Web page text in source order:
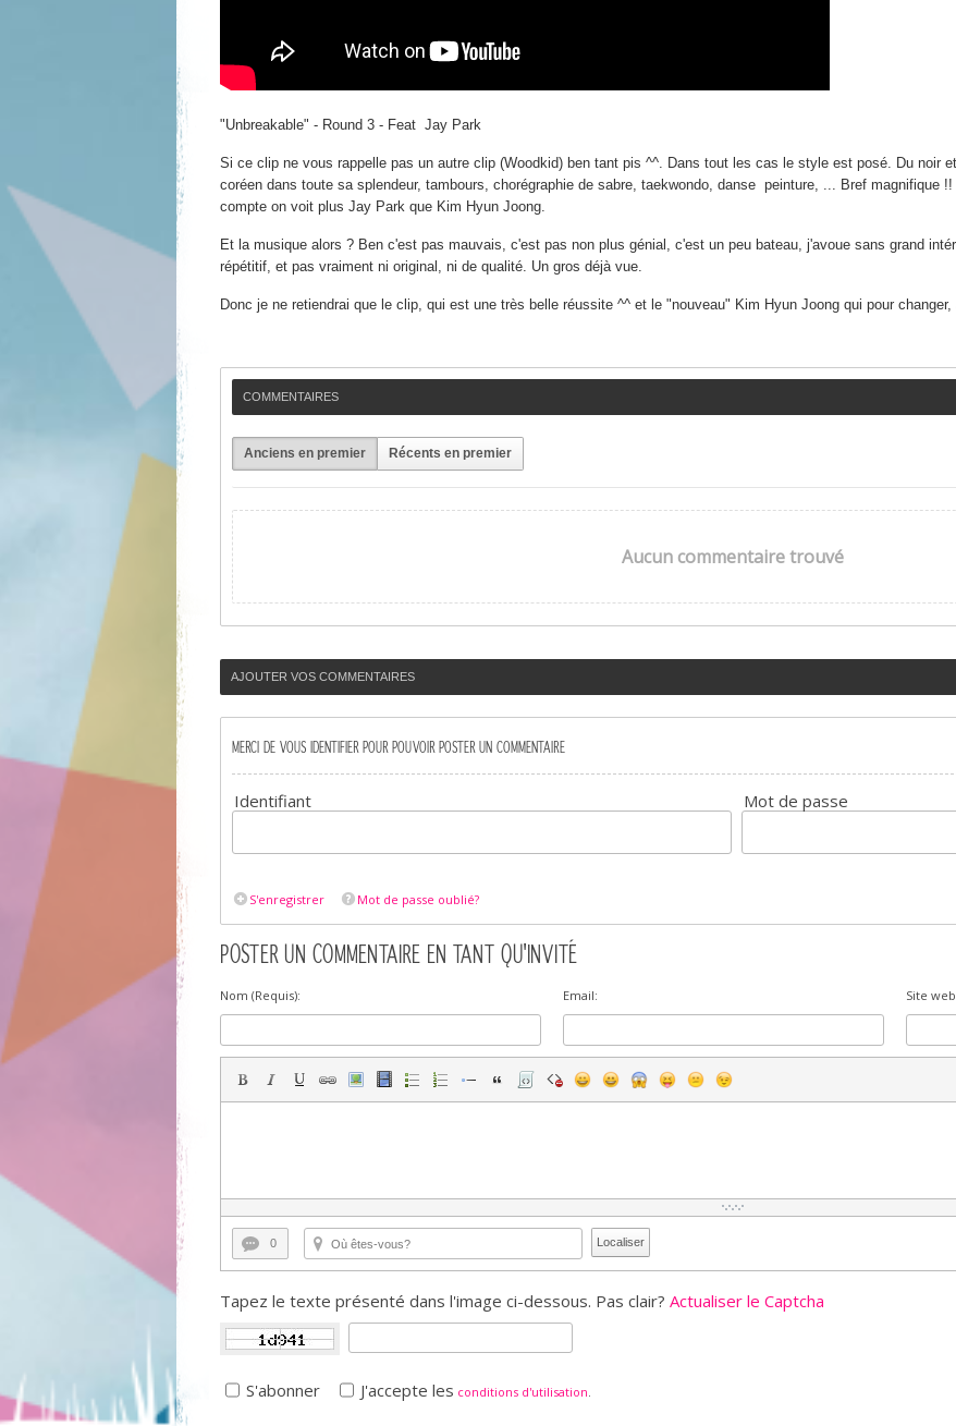
"Unbreakable" - Round 3 - Feat Jay Park
Si ce clip ne vous rappelle pas un autre clip (Woodkid) ben tant pis ^^. Dans tout les cas le style est posé. Du noir
coréen dans toute sa splendeur, tambours, chorégraphie de sabre, taekwondo, danse peinture, ... Bref magnifique
compte on voit plus Jay Park que Kim Hyun Joong.
Et la musique alors ? Ben c'est pas mauvais, c'est pas non plus génial, c'est un peu bateau, j'avoue sans grand
répétitif, et pas vraiment ni original, ni de qualité. Un gros déjà vue.
Donc je ne retiendrai que le clip, qui est une très belle réussite ^^ et le "nouveau" Kim Hyun Joong qui pour
COMMENTAIRES
Anciens en premier Récents en premier
Aucun commentaire trouvé
AJOUTER VOS COMMENTAIRES
MERCI DE VOUS IDENTIFIER POUR POUVOIR POSTER UN COMMENTAIRE
Identifiant Mot de passe
S'enregistrer Mot de passe oublié?
POSTER UN COMMENTAIRE EN TANT QU'INVITÉ
Nom (Requis): Email: Site
0 Localiser
Tapez le texte présenté dans l'image ci-dessous. Pas clair? Actualiser le Captcha
S'abonner J'accepte les conditions d'utilisation.